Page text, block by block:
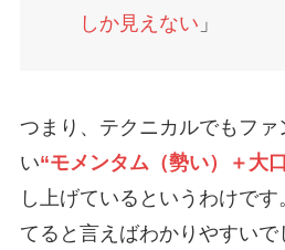
しか見えない 」
つまり、テクニカルでもフ
い“モメンタム（勢い）＋大
し上げているというわけで
てると言えばわかりやすいで